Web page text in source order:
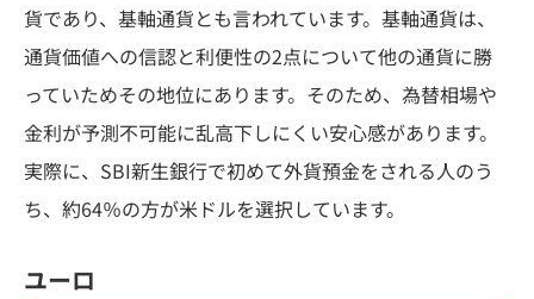
貨であり、基軸通貨とも言われています。基軸通貨は、
通貨価値への信認と利便性の2点について他の通貨に勝
っていためその地位にあります。そのため、為替相場や
金利が予測不可能に乱高下しにくい安心感があります。
実際に、SBI新生銀行で初めて外貨預金をされる人のう
ち、約64％の方が米ドルを選択しています。
ユーロ